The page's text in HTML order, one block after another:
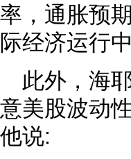
率，通胀预
际经济运行
此外，海
意美股波动
他说: